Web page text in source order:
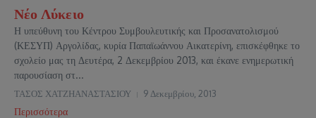
Νέο Λύκειο
Η υπεύθυνη του Κέντρου Συμβουλευτικής και Προσανατολισμού
(ΚΕΣΥΠ) Αργολίδας, κυρία Παπαϊωάννου Αικατερίνη, επισκέφθηκε το
σχολείο μας τη Δευτέρα, 2 Δεκεμβρίου 2013, και έκανε ενημερωτική
παρουσίαση στ...
ΤΑΣΟΣ ΧΑΤΖΗΑΝΑΣΤΑΣΙΟΥ 9 Δεκεμβρίου, 2013
Περισσότερα